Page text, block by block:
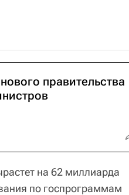
правительства
на 62 миллиарда
по госпрограммам